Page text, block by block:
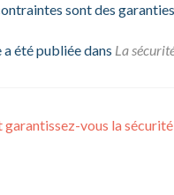
sont des
été publiée dans La
vous la